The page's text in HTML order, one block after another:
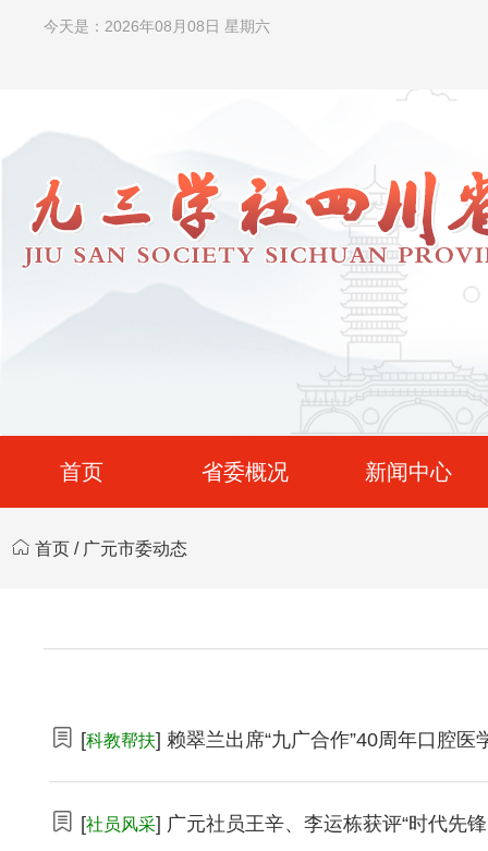
今天是：2026年08月08日 星期六
首页 省委概况 新闻中心
首页 / 广元市委动态
[科教帮扶] 赖翠兰出席“九广合作”40周年口腔
[社员风采] 广元社员王辛、李运栋获评“时代先